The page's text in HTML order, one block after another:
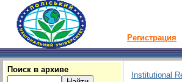
Регистрация
Поиск в архиве
Institutional